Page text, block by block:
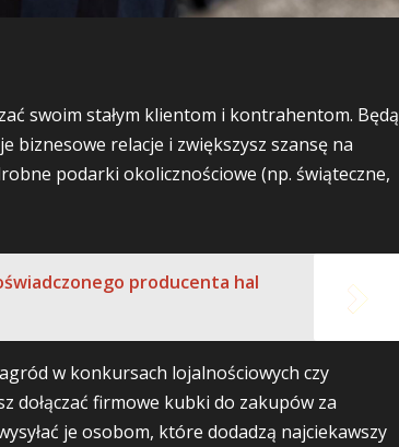
swoim stałym klientom i kontrahentom. Będą
biznesowe relacje i zwiększysz szansę na
podarki okolicznościowe (np. świąteczne,
producenta hal
w konkursach lojalnościowych czy
dołączać firmowe kubki do zakupów za
je osobom, które dodadzą najciekawszy